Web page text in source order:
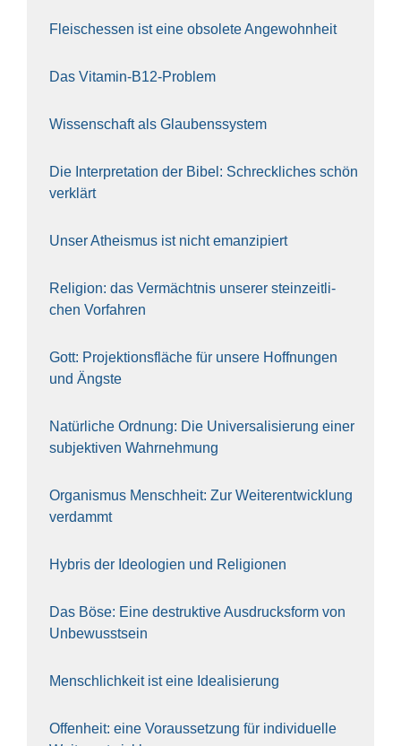
Fleisch­essen ist eine obso­le­te An‍ge‍wohn‍heit
Das Vit­amin-B12-Pro­blem
Wis­sen­schaft als Glau­bens­sys­tem
Die Inter­pre­ta­ti­on der Bibel: Schreck­li­ches schön
ver­klärt
Unser Athe­is­mus ist nicht eman­zi­piert
Reli­gi­on: das Ver­mächt­nis unse­rer stein­zeit­li­
chen Vor­fah­ren
Gott: Pro­jek­ti­ons­flä­che für unse­re Hoff­nun­gen
und Ängs­te
Natür­li­che Ord­nung: Die Uni­ver­sa­li­sie­rung einer
sub­jek­ti­ven Wahr­neh­mung
Orga­nis­mus Mensch­heit: Zur Wei­ter­ent­wick­lung
ver­dammt
Hybris der Ideo­lo­gien und Reli­gio­nen
Das Böse: Eine destruk­ti­ve Aus­drucks­form von
Unbe­wusst­sein
Mensch­lich­keit ist eine Idea­li­sie­rung
Offen­heit: eine Vor­aus­set­zung für indi­vi­du­el­le